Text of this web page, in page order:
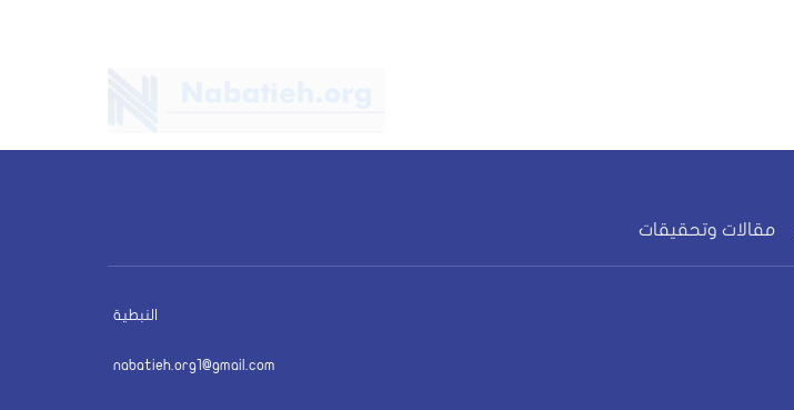
مقالات وتحقيقات
النبطية
nabatieh.org1@gmail.com